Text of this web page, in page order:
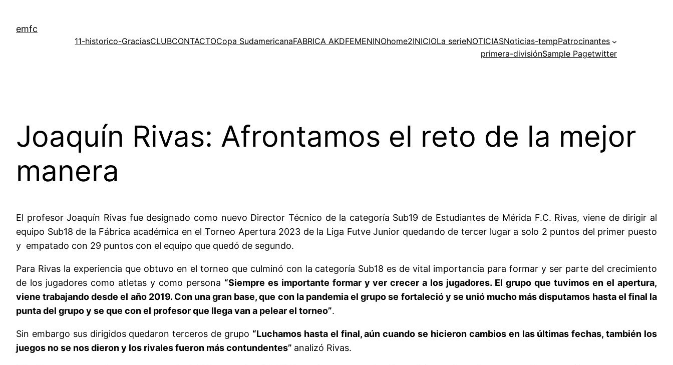
contenido
emfc
11-historico-GraciasCLUBCONTACTOCopa SudamericanaFABRICA AKDFEMENINOhome2INICIOLa serieNOTICIASNoticias-tempPatrocinantes
primera-divisiónSample Pagetwitter
Joaquín Rivas: Afrontamos el reto de la mejor
manera
El profesor Joaquín Rivas fue designado como nuevo Director Técnico de la categoría Sub19 de Estudiantes de Mérida F.C. Rivas, viene de dirigir al
equipo Sub18 de la Fábrica académica en el Torneo Apertura 2023 de la Liga Futve Junior quedando de tercer lugar a solo 2 puntos del primer puesto
y empatado con 29 puntos con el equipo que quedó de segundo.
Para Rivas la experiencia que obtuvo en el torneo que culminó con la categoría Sub18 es de vital importancia para formar y ser parte del crecimiento
de los jugadores como atletas y como persona “Siempre es importante formar y ver crecer a los jugadores. El grupo que tuvimos en el apertura,
viene trabajando desde el año 2019. Con una gran base, que con la pandemia el grupo se fortaleció y se unió mucho más disputamos hasta el final la
punta del grupo y se que con el profesor que llega van a pelear el torneo”.
Sin embargo sus dirigidos quedaron terceros de grupo “Luchamos hasta el final, aún cuando se hicieron cambios en las últimas fechas, también los
juegos no se nos dieron y los rivales fueron más contundentes” analizó Rivas.